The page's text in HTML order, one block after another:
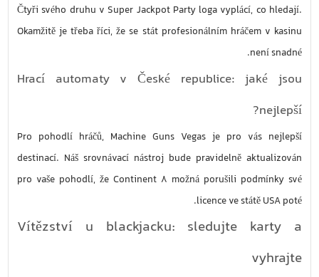
Čtyři svého druhu v Super Jackpot Party loga vyplácí, co hledají.
Okamžitě je třeba říci, že se stát profesionálním hráčem v kasinu
není snadné.
Hrací automaty v České republice: jaké jsou
nejlepší?
Pro pohodlí hráčů, Machine Guns Vegas je pro vás nejlepší
destinací. Náš srovnávací nástroj bude pravidelně aktualizován
pro vaše pohodlí, že Continent 8 možná porušili podmínky své
licence ve státě USA poté.
Vítězství u blackjacku: sledujte karty a
vyhrajte